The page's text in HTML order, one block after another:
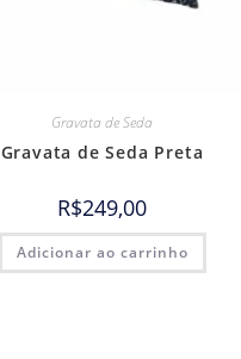
Gravata de Seda
Gravata de Seda Preta
R$249,00
Adicionar ao carrinho